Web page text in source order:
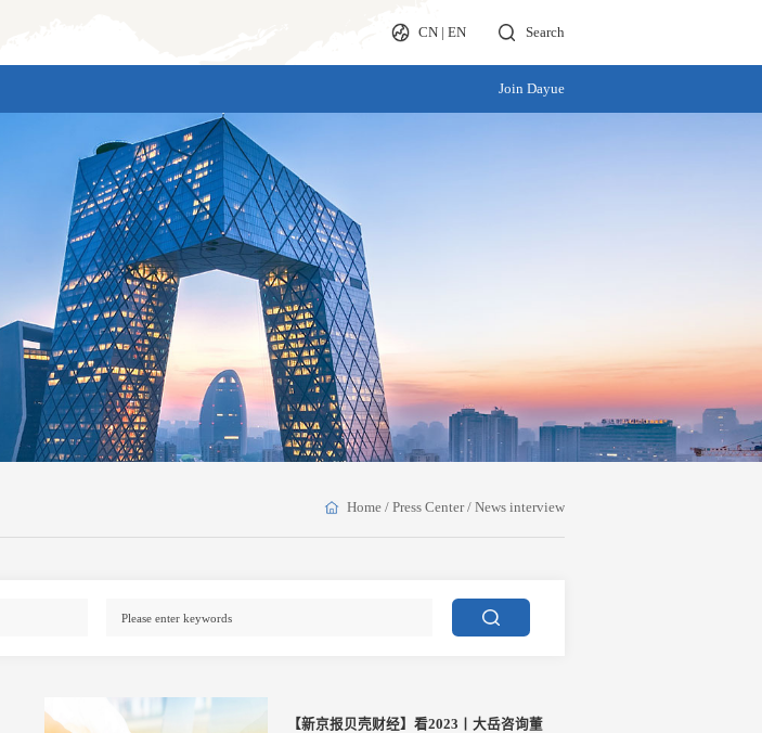
CN| EN Search
Join Dayue
Home/ Press Center/ News interview
【新京报贝壳财经】看2023丨大岳咨询董